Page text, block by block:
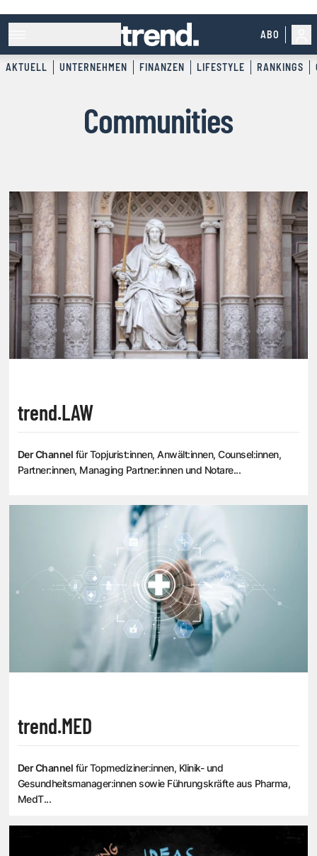
ABO
AKTUELL UNTERNEHMEN FINANZEN LIFESTYLE RANKINGS
Communities
trend.LAW
Der Channel für Topjurist:innen, Anwält:innen, Counsel:innen,
Partner:innen, Managing Partner:innen und Notare...
trend.MED
Der Channel für Topmediziner:innen, Klinik- und
Gesundheitsmanager:innen sowie Führungskräfte aus Pharma,
MedT...